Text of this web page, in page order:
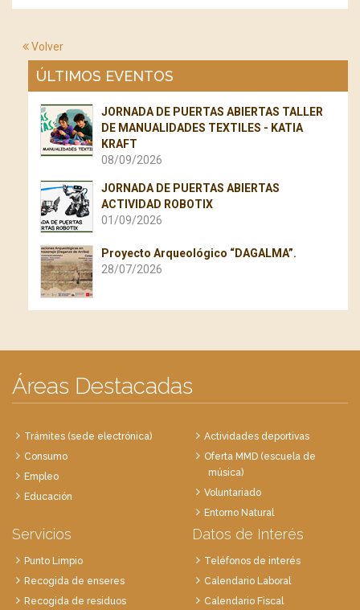
Volver
ÚLTIMOS EVENTOS
JORNADA DE PUERTAS ABIERTAS TALLER
DE MANUALIDADES TEXTILES - KATIA
KRAFT
08/09/2026
JORNADA DE PUERTAS ABIERTAS
ACTIVIDAD ROBOTIX
01/09/2026
Proyecto Arqueológico “DAGALMA”.
28/07/2026
Áreas Destacadas
Trámites (sede electrónica)
Consumo
Empleo
Educación
Actividades deportivas
Oferta MMD (escuela de
música)
Voluntariado
Entorno Natural
Servicios
Punto Limpio
Recogida de enseres
Recogida de residuos
Datos de Interés
Teléfonos de interés
Calendario Laboral
Calendario Fiscal